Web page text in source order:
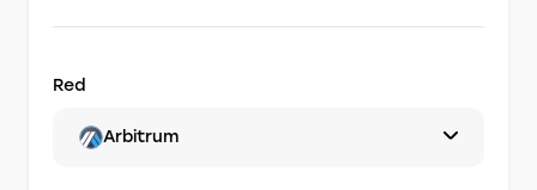
Red
Arbitrum